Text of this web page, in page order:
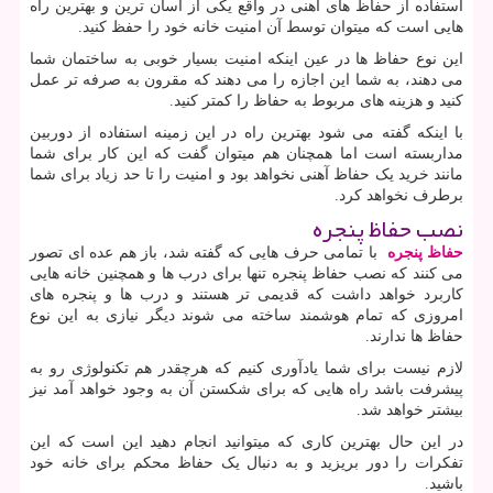
استفاده از حفاظ های آهنی در واقع یکی از آسان ترین و بهترین راه
هایی است که میتوان توسط آن امنیت خانه خود را حفظ کنید.
این نوع حفاظ ها در عین اینکه امنیت بسیار خوبی به ساختمان شما
می دهند، به شما این اجازه را می دهند که مقرون به صرفه تر عمل
کنید و هزینه های مربوط به حفاظ را کمتر کنید.
با اینکه گفته می شود بهترین راه در این زمینه استفاده از دوربین
مداربسته است اما همچنان هم میتوان گفت که این کار برای شما
مانند خرید یک حفاظ آهنی نخواهد بود و امنیت را تا حد زیاد برای شما
برطرف نخواهد کرد.
نصب حفاظ پنجره
حفاظ پنجره با تمامی حرف هایی که گفته شد، باز هم عده ای تصور
می کنند که نصب حفاظ پنجره تنها برای درب ها و همچنین خانه هایی
کاربرد خواهد داشت که قدیمی تر هستند و درب ها و پنجره های
امروزی که تمام هوشمند ساخته می شوند دیگر نیازی به این نوع
حفاظ ها ندارند.
لازم نیست برای شما یادآوری کنیم که هرچقدر هم تکنولوژی رو به
پیشرفت باشد راه هایی که برای شکستن آن به وجود خواهد آمد نیز
بیشتر خواهد شد.
در این حال بهترین کاری که میتوانید انجام دهید این است که این
تفکرات را دور بریزید و به دنبال یک حفاظ محکم برای خانه خود
باشید.